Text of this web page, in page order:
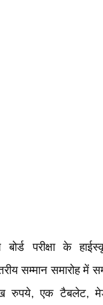
परीक्षा के
सम्मान समारोह में
रुपये, एक टैबलेट,